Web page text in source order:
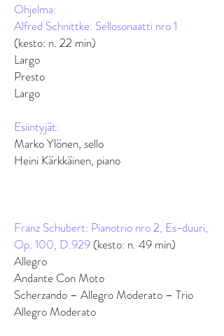
Ohjelma:
Alfred Schnittke: Sellosonaatti nro 1
(kesto: n. 22 min)
Largo
Presto
Largo
Esiintyjät:
Marko Ylönen, sello
Heini Kärkkäinen, piano
Franz Schubert: Pianotrio nro 2, Es-duuri,
Op. 100, D.929 (kesto: n. 49 min)
Allegro
Andante Con Moto
Scherzando – Allegro Moderato – Trio
Allegro Moderato